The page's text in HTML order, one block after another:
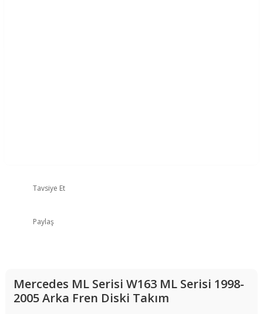
Tavsiye Et
Paylaş
Mercedes ML Serisi W163 ML Serisi 1998-
2005 Arka Fren Diski Takım